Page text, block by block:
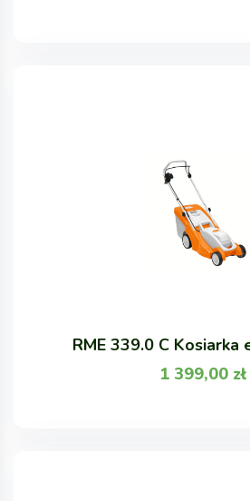
RME 339.0 C Kosiarka
1 399,00 zł